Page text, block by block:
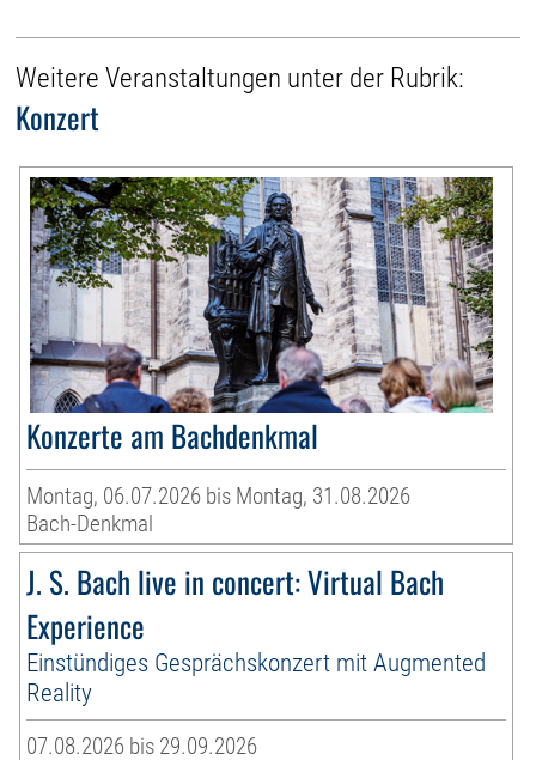
Weitere Veranstaltungen unter der Rubrik:
Konzert
Konzerte am Bachdenkmal
Montag, 06.07.2026 bis Montag, 31.08.2026
Bach-Denkmal
J. S. Bach live in concert: Virtual Bach
Experience
Einstündiges Gesprächskonzert mit Augmented
Reality
07.08.2026 bis 29.09.2026